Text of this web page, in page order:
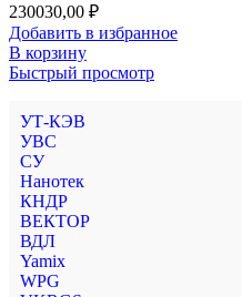
230030,00 ₽
Добавить в избранное
В корзину
Быстрый просмотр
УТ-КЭВ
УВС
СУ
Нанотек
КНДР
ВЕКТОР
ВДЛ
Yamix
WPG